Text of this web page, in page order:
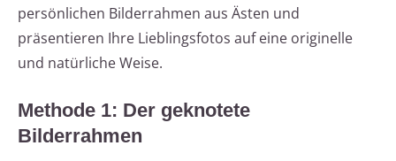
persönlichen Bilderrahmen aus Ästen und
präsentieren Ihre Lieblingsfotos auf eine originelle
und natürliche Weise.
Methode 1: Der geknotete
Bilderrahmen